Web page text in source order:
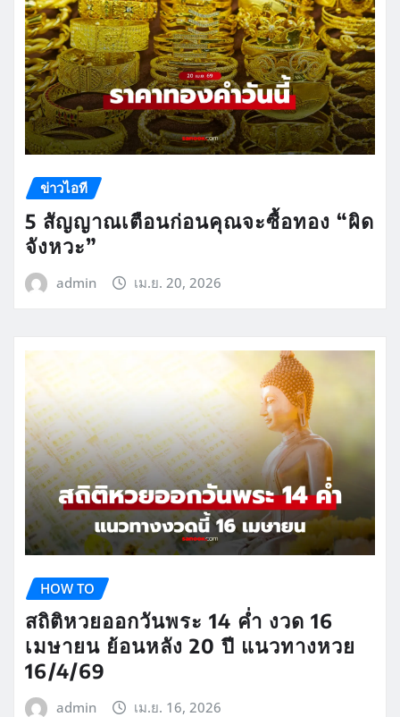
ข่าวไอที
5 สัญญาณเตือนก่อนคุณจะซื้อทอง “ผิด
จังหวะ”
admin เม.ย. 20, 2026
HOW TO
สถิติหวยออกวันพระ 14 ค่ำ งวด 16
เมษายน ย้อนหลัง 20 ปี แนวทางหวย
16/4/69
admin เม.ย. 16, 2026